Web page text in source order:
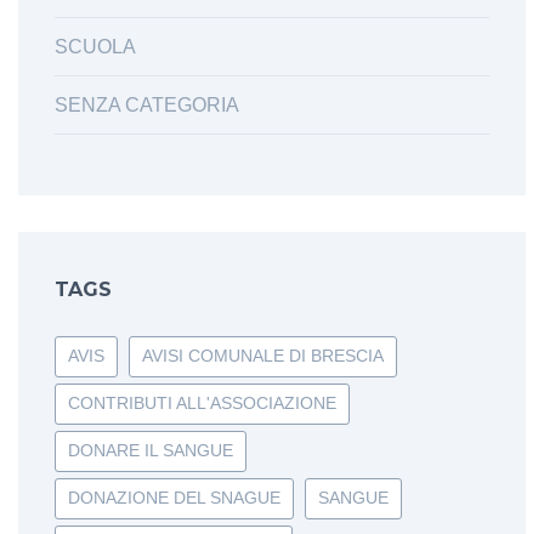
SCUOLA
SENZA CATEGORIA
TAGS
AVIS AVISI COMUNALE DI BRESCIA
CONTRIBUTI ALL'ASSOCIAZIONE
DONARE IL SANGUE
DONAZIONE DEL SNAGUE SANGUE